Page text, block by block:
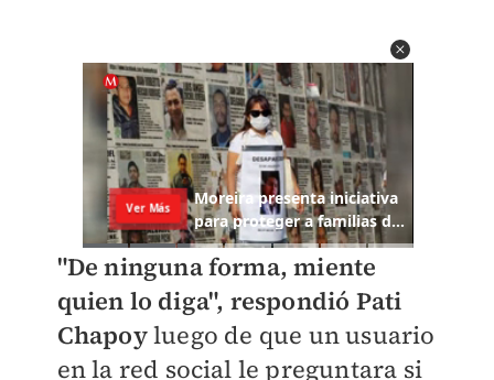
"De ninguna forma, miente
quien lo diga", respondió Pati
Chapoyluego de que un usuario
en la red social le preguntara si